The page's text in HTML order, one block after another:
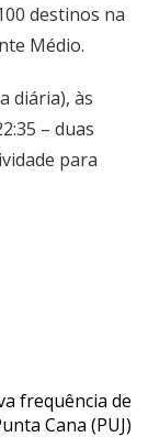
destinos na
Médio.
diária), às
– duas
para
frequência de
Cana (PUJ)